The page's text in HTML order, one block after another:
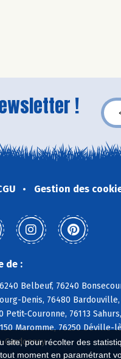
pour récolter des
moment en paramétrant
!
Gestion des
de :
Belbeuf, 76240
Denis, 76480
Couronne, 76113
Maromme, 76250 Déville-
Cardonnay